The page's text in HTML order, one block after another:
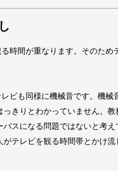
時間が重なります。そのた
ビも同様に機械音です。機
きりとわかっていません。
スになる問題ではないと考え
がテレビを観る時間帯とかけ